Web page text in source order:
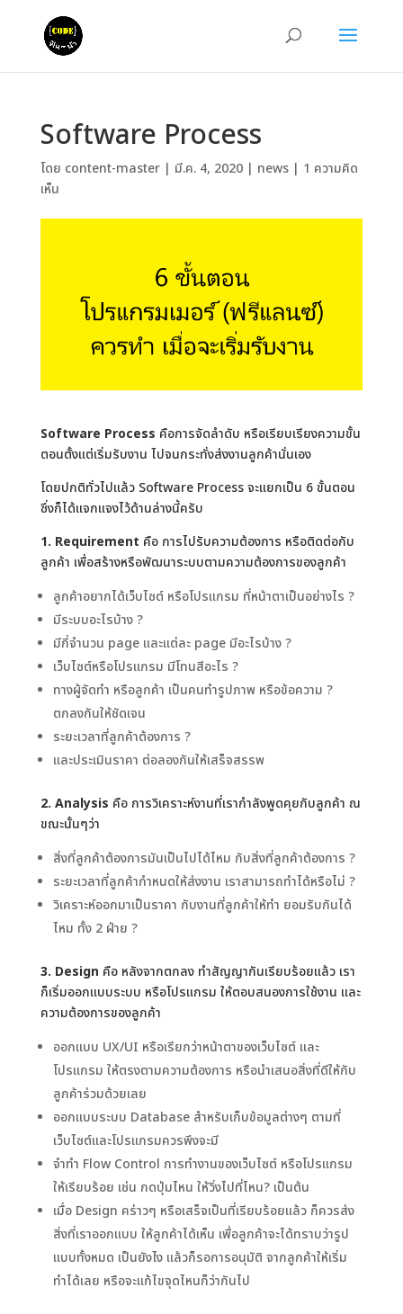
Software Process
โดย content-master| มี.ค. 4, 2020| news| 1 ความคิด
เห็น
Software Process คือการจัดลำดับ หรือเรียบเรียงความขั้น
ตอนตั้งแต่เริ่มรับงาน ไปจนกระทั่งส่งงานลูกค้านั่นเอง
โดยปกติทั่วไปแล้ว Software Process จะแยกเป็น 6 ขั้นตอน
ซึ่งก็ได้แจกแจงไว้ด้านล่างนี้ครับ
1. Requirement คือ การไปรับความต้องการ หรือติดต่อกับ
ลูกค้า เพื่อสร้างหรือพัฒนาระบบตามความต้องการของลูกค้า
ลูกค้าอยากได้เว็บไซต์ หรือโปรแกรม ที่หน้าตาเป็นอย่างไร ?
มีระบบอะไรบ้าง ?
มีกี่จำนวน page และแต่ละ page มีอะไรบ้าง ?
เว็บไซต์หรือโปรแกรม มีโทนสีอะไร ?
ทางผู้จัดทำ หรือลูกค้า เป็นคนทำรูปภาพ หรือข้อความ ?
ตกลงกันให้ชัดเจน
ระยะเวลาที่ลูกค้าต้องการ ?
และประเมินราคา ต่อลองกันให้เสร็จสรรพ
2. Analysis คือ การวิเคราะห์งานที่เรากำลังพูดคุยกับลูกค้า ณ
ขณะนั้นๆว่า
สิ่งที่ลูกค้าต้องการมันเป็นไปได้ไหม กับสิ่งที่ลูกค้าต้องการ ?
ระยะเวลาที่ลูกค้ากำหนดให้ส่งงาน เราสามารถทำได้หรือไม่ ?
วิเคราะห์ออกมาเป็นราคา กับงานที่ลูกค้าให้ทำ ยอมรับกันได้
ไหม ทั้ง 2 ฝ่าย ?
3. Design คือ หลังจากตกลง ทำสัญญากันเรียบร้อยแล้ว เรา
ก็เริ่มออกแบบระบบ หรือโปรแกรม ให้ตอบสนองการใช้งาน และ
ความต้องการของลูกค้า
ออกแบบ UX/UI หรือเรียกว่าหน้าตาของเว็บไซต์ และ
โปรแกรม ให้ตรงตามความต้องการ หรือนำเสนอสิ่งที่ดีให้กับ
ลูกค้าร่วมด้วยเลย
ออกแบบระบบ Database สำหรับเก็บข้อมูลต่างๆ ตามที่
เว็บไซต์และโปรแกรมควรพึงจะมี
จำทำ Flow Control การทำงานของเว็บไซต์ หรือโปรแกรม
ให้เรียบร้อย เช่น กดปุ่มไหน ให้วิ่งไปที่ไหน? เป็นต้น
เมื่อ Design คร่าวๆ หรือเสร็จเป็นที่เรียบร้อยแล้ว ก็ควรส่ง
สิ่งที่เราออกแบบ ให้ลูกค้าได้เห็น เพื่อลูกค้าจะได้ทราบว่ารูป
แบบทั้งหมด เป็นยังไง แล้วก็รอการอนุมัติ จากลูกค้าให้เริ่ม
ทำได้เลย หรือจะแก้ไขจุดไหนก็ว่ากันไป